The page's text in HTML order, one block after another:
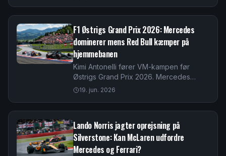
F1 Østrigs Grand Prix 2026: Mercedes
dominerer mens Red Bull kæmper på
hjemmebanen
Kimi Antonelli fører VM-kampen før
Østrigs Grand Prix 2026. Mercedes
dominerer under det nye reglement,
19. jun. 2026
Lando Norris jagter oprejsning på
Silverstone: Kan McLaren udfordre
Mercedes og Ferrari?